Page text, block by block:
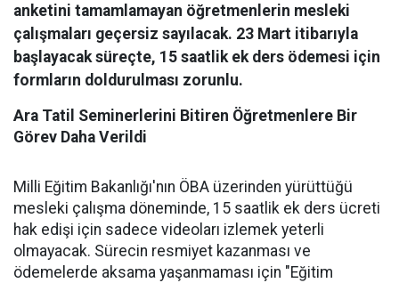
anketini tamamlamayan öğretmenlerin mesleki
çalışmaları geçersiz sayılacak. 23 Mart itibarıyla
başlayacak süreçte, 15 saatlik ek ders ödemesi için
formların doldurulması zorunlu.
Ara Tatil Seminerlerini Bitiren Öğretmenlere Bir
Görev Daha Verildi
Milli Eğitim Bakanlığı'nın ÖBA üzerinden yürüttüğü
mesleki çalışma döneminde, 15 saatlik ek ders ücreti
hak edişi için sadece videoları izlemek yeterli
olmayacak. Sürecin resmiyet kazanması ve
ödemelerde aksama yaşanmaması için "Eğitim